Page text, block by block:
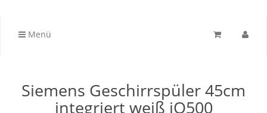
Menü
Siemens Geschirrspüler 45cm
integriert weiß iQ500